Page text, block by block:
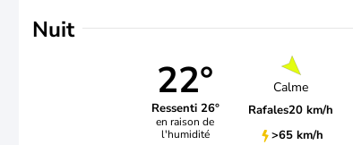
Nuit
22°
Ressenti 26°
en raison de
l'humidité
Calme
Rafales20 km/h
>65 km/h